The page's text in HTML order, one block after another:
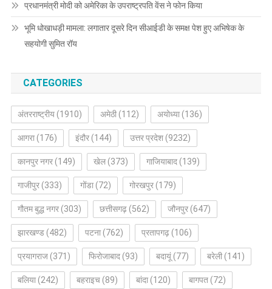
प्रधानमंत्री मोदी को अमेरिका के उपराष्ट्रपति वेंस ने फोन किया
भूमि धोखाधड़ी मामला: लगातार दूसरे दिन सीआईडी के समक्ष पेश हुए अभिषेक के
सहयोगी सुमित रॉय
CATEGORIES
अंतरराष्ट्रीय(1910) अमेठी(112) अयोध्या(136)
आगरा(176) इंदौर(144) उत्तर प्रदेश(9232)
कानपुर नगर(149) खेल(373) गाजियाबाद(139)
गाजीपुर(333) गोंडा(72) गोरखपुर(179)
गौतम बुद्ध नगर(303) छत्तीसगढ़(562) जौनपुर(647)
झारखण्ड(482) पटना(762) प्रतापगढ़(106)
प्रयागराज(371) फिरोजाबाद(93) बदायूं(77) बरेली(141)
बलिया(242) बहराइच(89) बांदा(120) बागपत(72)